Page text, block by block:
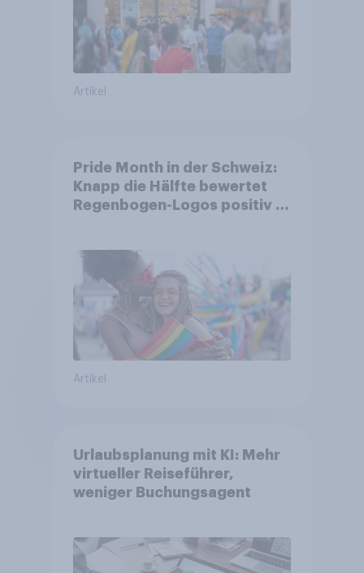
Artikel
Pride Month in der Schweiz:
Knapp die Hälfte bewertet
Regenbogen-Logos positiv –
Artikel
Urlaubsplanung mit KI: Mehr
virtueller Reiseführer,
weniger Buchungsagent